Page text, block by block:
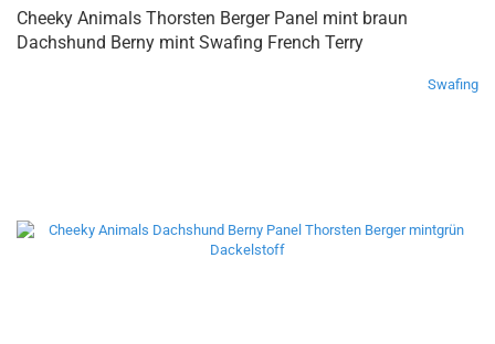
Cheeky Animals Thorsten Berger Panel mint braun
Dachshund Berny mint Swafing French Terry
Swafing